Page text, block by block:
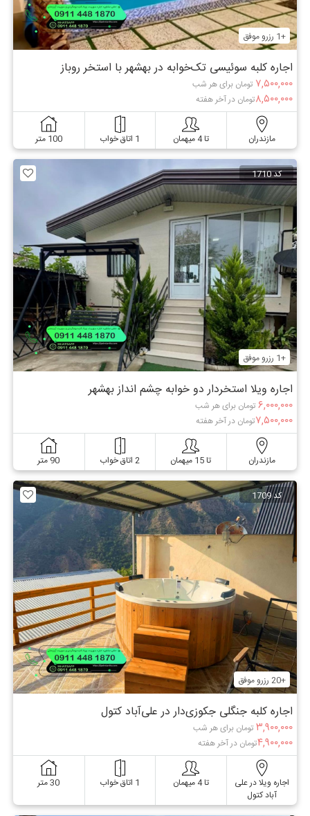
+1 رزرو موفق
اجاره کلبه سوئیسی تک‌خوابه در بهشهر با استخر روباز
۷,۵۰۰,۰۰۰ تومان برای هر شب
۸,۵۰۰,۰۰۰تومان در آخر هفته
مازندران تا 4 میهمان 1 اتاق خواب 100 متر
کد 1710
+1 رزرو موفق
اجاره ویلا استخردار دو خوابه چشم انداز بهشهر
۶,۰۰۰,۰۰۰ تومان برای هر شب
۷,۵۰۰,۰۰۰تومان در آخر هفته
مازندران تا 15 میهمان 2 اتاق خواب 90 متر
کد 1709
+20 رزرو موفق
اجاره کلبه جنگلی جکوزی‌دار در علی‌آباد کتول
۳,۹۰۰,۰۰۰ تومان برای هر شب
۴,۹۰۰,۰۰۰تومان در آخر هفته
اجاره ویلا در علی
آباد کتول
تا 4 میهمان 1 اتاق خواب 30 متر